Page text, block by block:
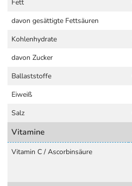
Fett
davon gesättigte Fettsäuren
Kohlenhydrate
davon Zucker
Ballaststoffe
Eiweiß
Salz
Vitamine
Vitamin C / Ascorbinsäure